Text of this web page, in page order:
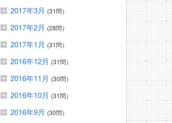
2017年3月 (31問）
2017年2月 (28問）
2017年1月 (31問）
2016年12月 (31問）
2016年11月 (30問）
2016年10月 (31問）
2016年9月 (30問）